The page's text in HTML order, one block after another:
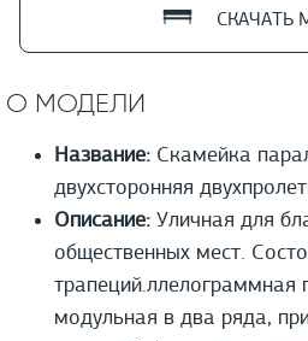
СКАЧАТЬ
О МОДЕЛИ
Название: Скамейка
двухсторонняя
Описание: Уличная для
общественных мест.
трапеций.ллелограммная
модульная в два ряда,